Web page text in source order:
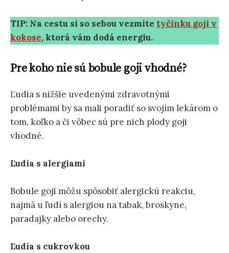
TIP: Na cestu si so sebou vezmite tyčinku goji v
kokose, ktorá vám dodá energiu.
Pre koho nie sú bobule goji vhodné?
Ľudia s nižšie uvedenými zdravotnými
problémami by sa mali poradiť so svojím lekárom o
tom, koľko a či vôbec sú pre nich plody goji
vhodné.
Ľudia s alergiami
Bobule goji môžu spôsobiť alergickú reakciu,
najmä u ľudí s alergiou na tabak, broskyne,
paradajky alebo orechy.
Ľudia s cukrovkou